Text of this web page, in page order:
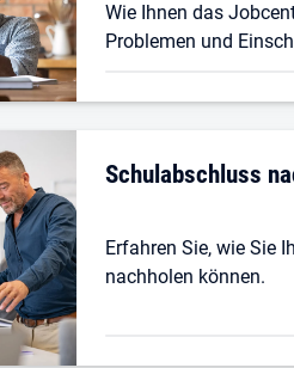
Wie Ihnen das
Problemen und
Schulabschluss
Erfahren Sie, wie Sie
nachholen können.